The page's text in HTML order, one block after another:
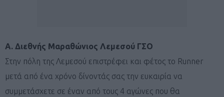
A. Διεθνής Μαραθώνιος Λεμεσού ΓΣΟ
Στην πόλη της Λεμεσού επιστρέφει και φέτος το Runner
μετά από ένα χρόνο δίνοντάς σας την ευκαιρία να
συμμετάσχετε σε έναν από τους 4 αγώνες που θα